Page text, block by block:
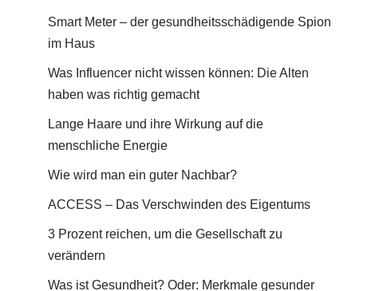
Smart Meter – der gesundheitsschädigende Spion
im Haus
Was Influencer nicht wissen können: Die Alten
haben was richtig gemacht
Lange Haare und ihre Wirkung auf die
menschliche Energie
Wie wird man ein guter Nachbar?
ACCESS – Das Verschwinden des Eigentums
3 Prozent reichen, um die Gesellschaft zu
verändern
Was ist Gesundheit? Oder: Merkmale gesunder